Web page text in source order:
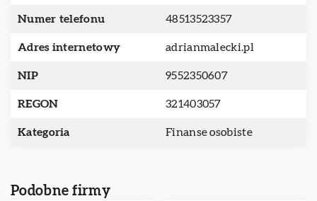
Numer telefonu 48513523357
Adres internetowy adrianmalecki.pl
NIP 9552350607
REGON 321403057
Kategoria Finanse osobiste
Podobne firmy